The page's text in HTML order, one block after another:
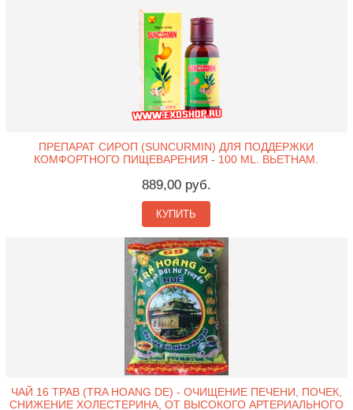
ПРЕПАРАТ СИРОП (SUNCURMIN) ДЛЯ ПОДДЕРЖКИ
КОМФОРТНОГО ПИЩЕВАРЕНИЯ - 100 ML. ВЬЕТНАМ.
889,00 руб.
КУПИТЬ
ЧАЙ 16 ТРАВ (TRA HOANG DE) - ОЧИЩЕНИЕ ПЕЧЕНИ, ПОЧЕК,
СНИЖЕНИЕ ХОЛЕСТЕРИНА, ОТ ВЫСОКОГО АРТЕРИАЛЬНОГО